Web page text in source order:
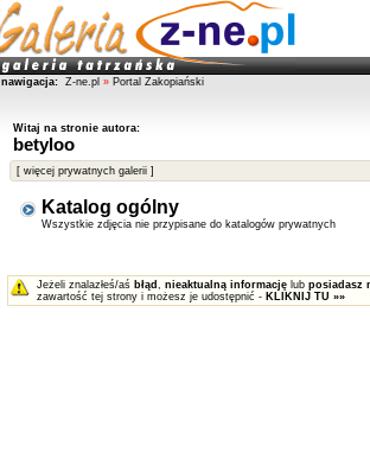
nawigacja: Z-ne.pl » Portal Zakopiański
Witaj na stronie autora:
betyloo
[ więcej prywatnych galerii ]
Katalog ogólny
Wszystkie zdjęcia nie przypisane do katalogów prywatnych
Jeżeli znalazłeś/aś błąd , nieaktualną informacjęlub posiadasz
zawartość tej strony i możesz je udostępnić - KLIKNIJ TU »»